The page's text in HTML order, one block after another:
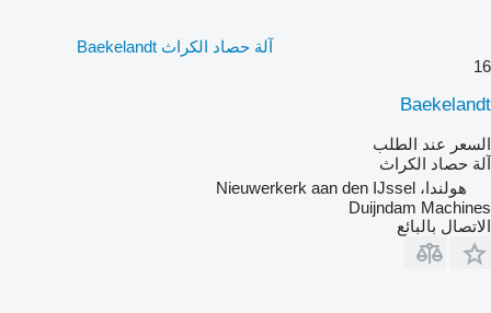
آلة حصاد الكراث Baekelandt
16
Baekelandt
السعر عند الطلب
آلة حصاد الكراث
هولندا، Nieuwerkerk aan den IJssel
Duijndam Machines
الاتصال بالبائع